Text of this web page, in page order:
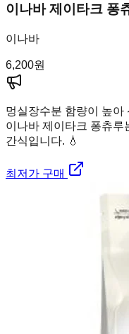
이나바 제이타크 퐁
이나바
6,200원
멍실장수분 함량이 높아
이나바 제이타크 퐁츄루
간식입니다. 💧
최저가 구매